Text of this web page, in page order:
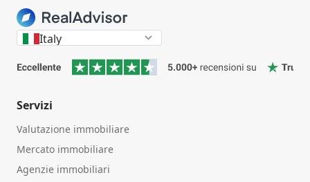
Italy
Servizi
Valutazione immobiliare
Mercato immobiliare
Agenzie immobiliari